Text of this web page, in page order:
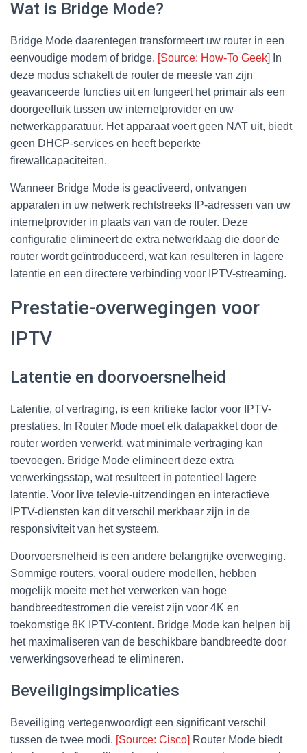
Wat is Bridge Mode?
Bridge Mode daarentegen transformeert uw router in een
eenvoudige modem of bridge. [Source: How-To Geek]
In
deze modus schakelt de router de meeste van zijn
geavanceerde functies uit en fungeert het primair als een
doorgeefluik tussen uw internetprovider en uw
netwerkapparatuur. Het apparaat voert geen NAT uit, biedt
geen DHCP-services en heeft beperkte
firewallcapaciteiten.
Wanneer Bridge Mode is geactiveerd, ontvangen
apparaten in uw netwerk rechtstreeks IP-adressen van uw
internetprovider in plaats van van de router. Deze
configuratie elimineert de extra netwerklaag die door de
router wordt geïntroduceerd, wat kan resulteren in lagere
latentie en een directere verbinding voor IPTV-streaming.
Prestatie-overwegingen voor
IPTV
Latentie en doorvoersnelheid
Latentie, of vertraging, is een kritieke factor voor IPTV-
prestaties. In Router Mode moet elk datapakket door de
router worden verwerkt, wat minimale vertraging kan
toevoegen. Bridge Mode elimineert deze extra
verwerkingsstap, wat resulteert in potentieel lagere
latentie. Voor live televie-uitzendingen en interactieve
IPTV-diensten kan dit verschil merkbaar zijn in de
responsiviteit van het systeem.
Doorvoersnelheid is een andere belangrijke overweging.
Sommige routers, vooral oudere modellen, hebben
mogelijk moeite met het verwerken van hoge
bandbreedtestromen die vereist zijn voor 4K en
toekomstige 8K IPTV-content. Bridge Mode kan helpen bij
het maximaliseren van de beschikbare bandbreedte door
verwerkingsoverhead te elimineren.
Beveiligingsimplicaties
Beveiliging vertegenwoordigt een significant verschil
tussen de twee modi. [Source: Cisco] Router Mode biedt